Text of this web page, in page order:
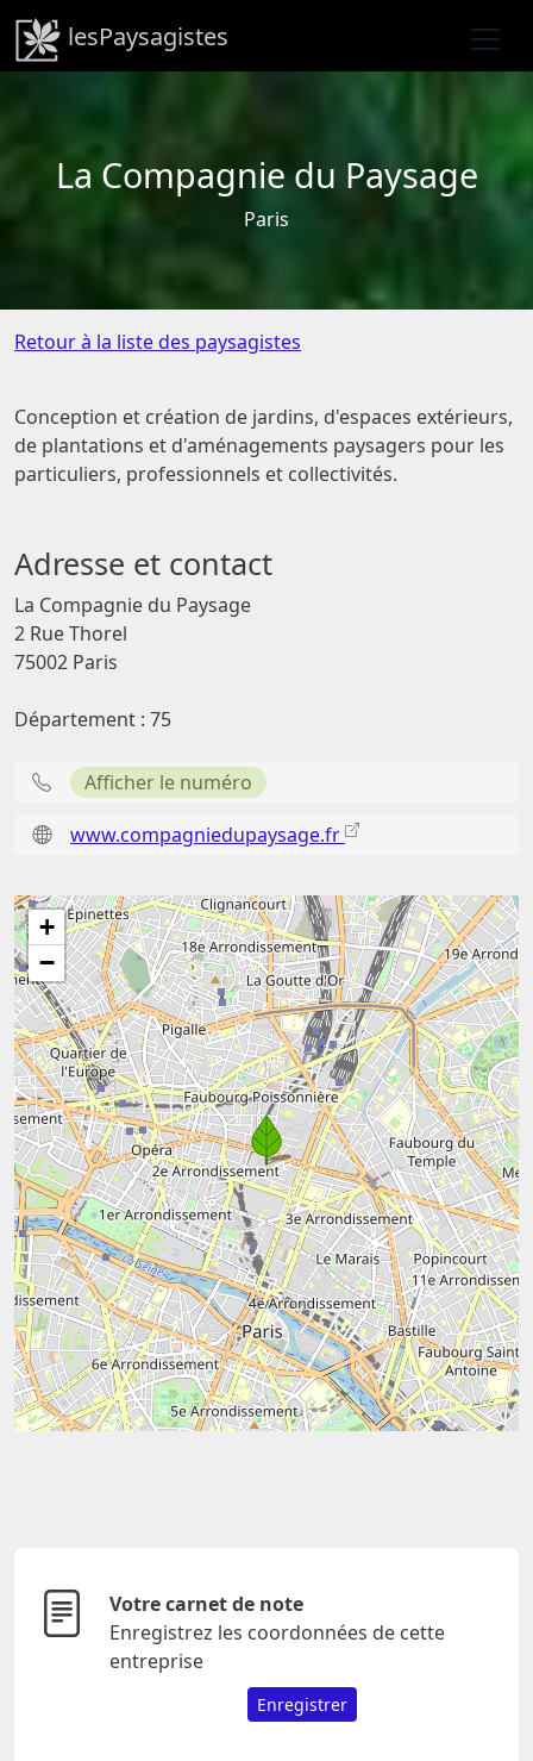
lesPaysagistes
La Compagnie du Paysage
Paris
Retour à la liste des paysagistes
Conception et création de jardins, d'espaces extérieurs,
de plantations et d'aménagements paysagers pour les
particuliers, professionnels et collectivités.
Adresse et contact
La Compagnie du Paysage
2 Rue Thorel
75002 Paris
Département : 75
Afficher le numéro
www.compagniedupaysage.fr
+
−
Votre carnet de note
Enregistrez les coordonnées de cette
entreprise
Enregistrer